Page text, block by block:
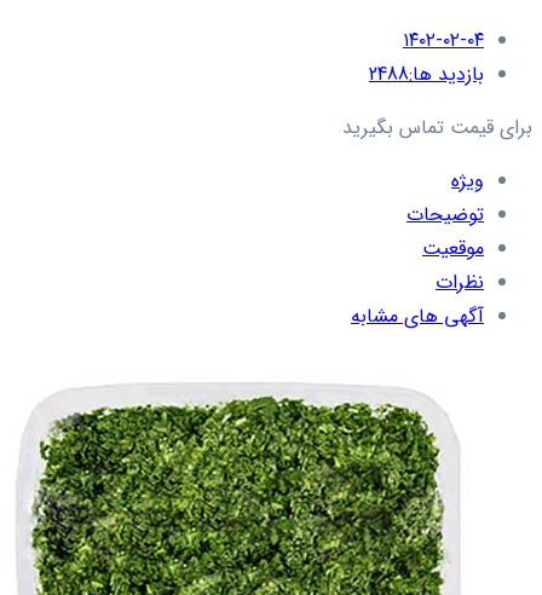
۱۴۰۲-۰۲-۰۴
بازدید ها:2488
برای قیمت تماس بگیرید
ویژه
توضیحات
موقعیت
نظرات
آگهی های مشابه